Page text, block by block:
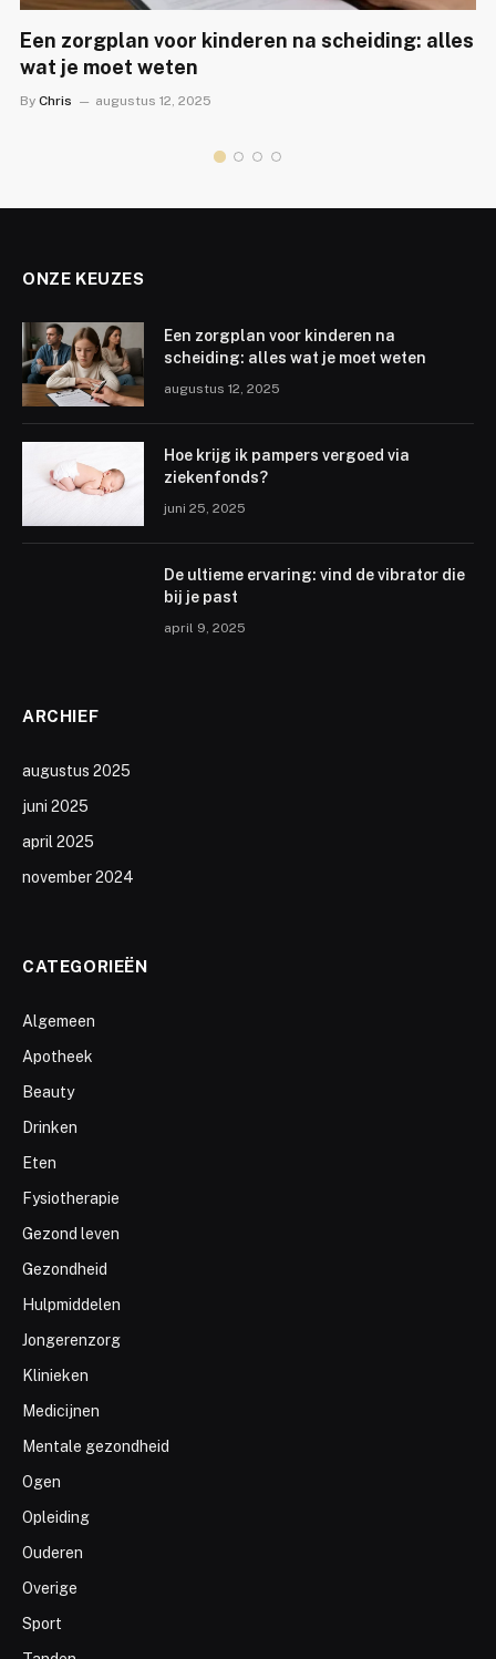
Een zorgplan voor kinderen na scheiding: alles
wat je moet weten
By Chris augustus 12, 2025
ONZE KEUZES
Een zorgplan voor kinderen na
scheiding: alles wat je moet weten
augustus 12, 2025
Hoe krijg ik pampers vergoed via
ziekenfonds?
juni 25, 2025
De ultieme ervaring: vind de vibrator die
bij je past
april 9, 2025
ARCHIEF
augustus 2025
juni 2025
april 2025
november 2024
CATEGORIEËN
Algemeen
Apotheek
Beauty
Drinken
Eten
Fysiotherapie
Gezond leven
Gezondheid
Hulpmiddelen
Jongerenzorg
Klinieken
Medicijnen
Mentale gezondheid
Ogen
Opleiding
Ouderen
Overige
Sport